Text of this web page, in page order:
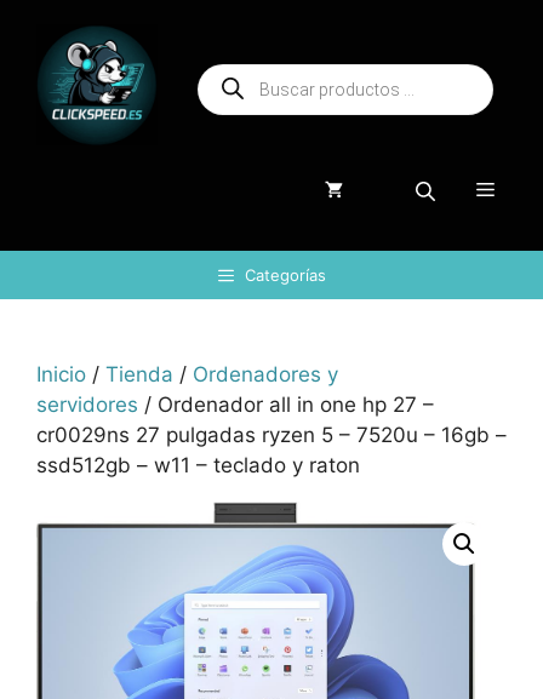
contenido
Búsqueda
de
productos
Menú
Categorías
Inicio / Tienda / Ordenadores y
servidores / Ordenador all in one hp 27 –
cr0029ns 27 pulgadas ryzen 5 – 7520u – 16gb –
ssd512gb – w11 – teclado y raton